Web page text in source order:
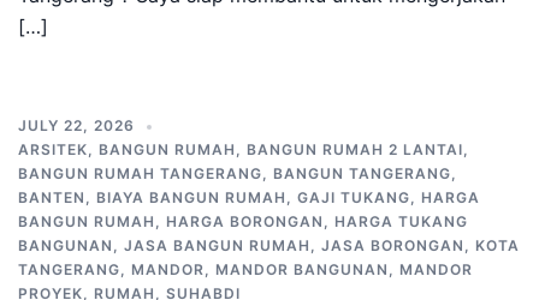
[…]
JULY 22, 2026
ARSITEK, BANGUN RUMAH , BANGUN RUMAH 2 LANTAI,
BANGUN RUMAH TANGERANG, BANGUN TANGERANG,
BANTEN , BIAYA BANGUN RUMAH , GAJI TUKANG, HARGA
BANGUN RUMAH , HARGA BORONGAN , HARGA TUKANG
BANGUNAN , JASA BANGUN RUMAH , JASA BORONGAN , KOTA
TANGERANG, MANDOR, MANDOR BANGUNAN , MANDOR
PROYEK, RUMAH , SUHABDI